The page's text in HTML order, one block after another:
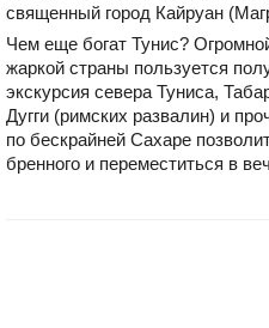
священный город Кайруан
Чем еще богат Тунис?
жаркой страны пользуется
экскурсия севера Туниса,
Дугги (римских развалин) и
по бескрайней Сахаре
бренного и переместиться в